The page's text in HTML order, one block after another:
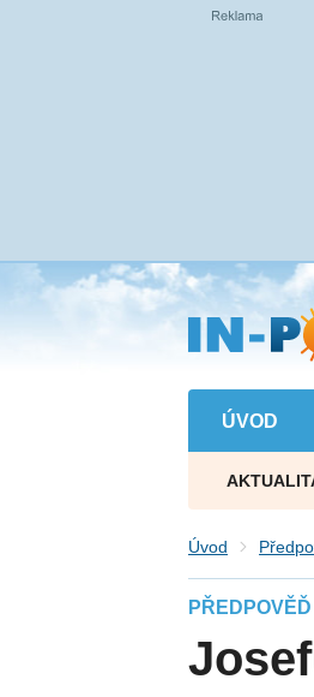
Přejít
na
hlavní
obsah
ÚVOD
Úvod
PŘEDPOVĚĎ